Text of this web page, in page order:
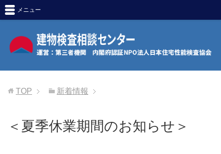
メニュー
TOP 新着情報
＜夏季休業期間のお知らせ＞